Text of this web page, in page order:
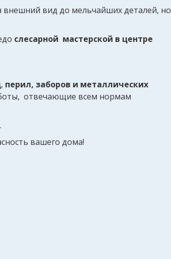
внешний вид до мельчайших деталей, но
слесарной мастерской в центре
, перил, заборов и металлических
отвечающие всем нормам
вашего дома!